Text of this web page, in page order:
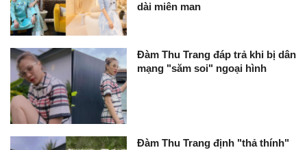
dài miên man
Đàm Thu Trang đáp trả khi bị dân
mạng "săm soi" ngoại hình
Đàm Thu Trang định "thả thính"